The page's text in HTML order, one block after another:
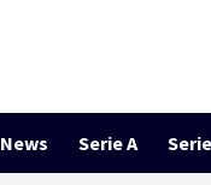
News Serie A